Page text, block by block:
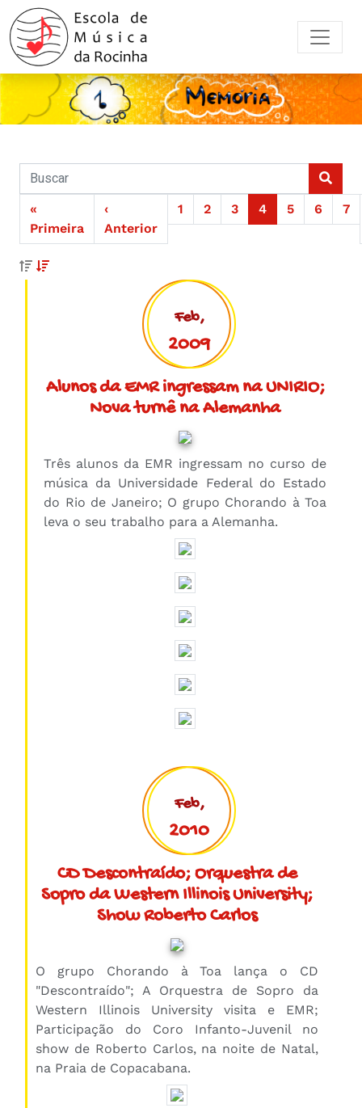
«
Primeira
‹
Anterior
1 2 3 4 5 6 7
Feb,
2009
Alunos da EMR ingressam na UNIRIO;
Nova turnê na Alemanha
Três alunos da EMR ingressam no curso de
música da Universidade Federal do Estado
do Rio de Janeiro; O grupo Chorando à Toa
leva o seu trabalho para a Alemanha.
Feb,
2010
CD Descontraído; Orquestra de
Sopro da Western Illinois University;
Show Roberto Carlos
O grupo Chorando à Toa lança o CD
"Descontraído"; A Orquestra de Sopro da
Western Illinois University visita e EMR;
Participação do Coro Infanto-Juvenil no
show de Roberto Carlos, na noite de Natal,
na Praia de Copacabana.